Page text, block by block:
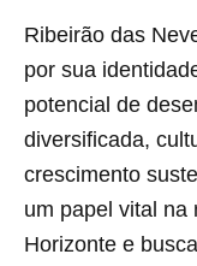
Ribeirão das
por sua
potencial de
diversificada,
crescimento
um papel vital na
Horizonte e